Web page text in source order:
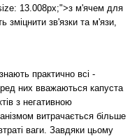
13.008px;">з м'ячем для
зміцнити зв'язки та м'язи,
практично всі -
них вважаються капуста
з негативною
витрачається більше
ваги. Завдяки цьому